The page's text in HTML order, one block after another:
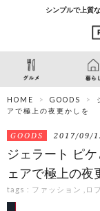
シンプルで上質
HOME GOODS
アで極上の夜更かしを
GOODS 2017/09/
ジェラート ピ
ェアで極上の夜
tags : ファッション ロ